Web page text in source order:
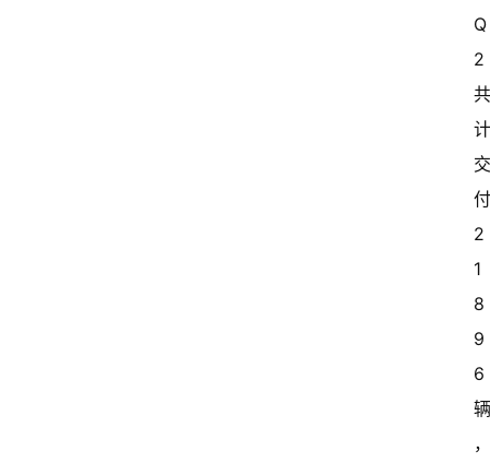
Q
2
2
1
8
9
6